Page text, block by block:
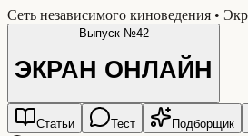
Сеть независимого киноведения •
Выпуск №42
ЭКРАН ОНЛАЙН
Статьи Тест Подборщик